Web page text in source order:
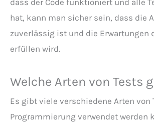
dass der Code funktioniert und alle
hat, kann man sicher sein, dass die
zuverlässig ist und die Erwartungen
erfüllen wird.
Welche Arten von Tests
Es gibt viele verschiedene Arten von
Programmierung verwendet werden